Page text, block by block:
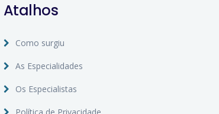
Atalhos
Como surgiu
As Especialidades
Os Especialistas